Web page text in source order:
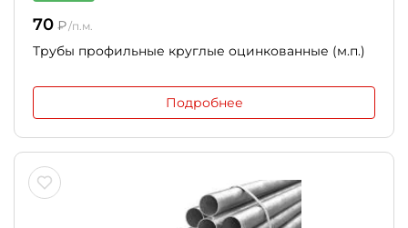
70 ₽/п.м.
Трубы профильные круглые оцинкованные (м.п.)
Подробнее